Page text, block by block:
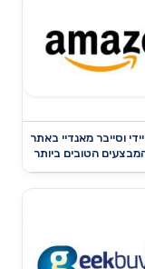
וסייבר מאנדיי באתר
הטובים ביותר